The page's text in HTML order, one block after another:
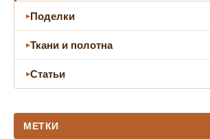
Поделки
Ткани и полотна
Статьи
МЕТКИ